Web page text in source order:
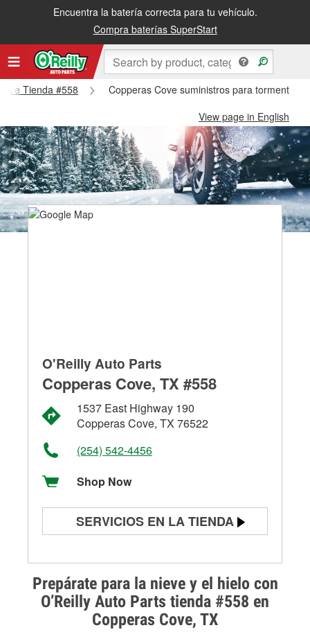
Encuentra la batería correcta para tu vehículo.
Compra baterías SuperStart
Tienda #558
Copperas Cove suministros para tormentas
View page in English
Prepárate para la nieve y el hielo con
O’Reilly Auto Parts tienda #558 en
Copperas Cove, TX
O'Reilly Auto Parts
Copperas Cove, TX #558
1537 East Highway 190
Copperas Cove, TX 76522
(254) 542-4456
Shop Now
SERVICIOS EN LA TIENDA
Prueba de alternadores y
arrancadores
Revisión de la luz "Check Engine"